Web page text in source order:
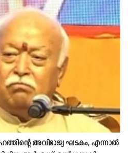
അവിഭാജ്യ ഘടകം, എന്നാൽ